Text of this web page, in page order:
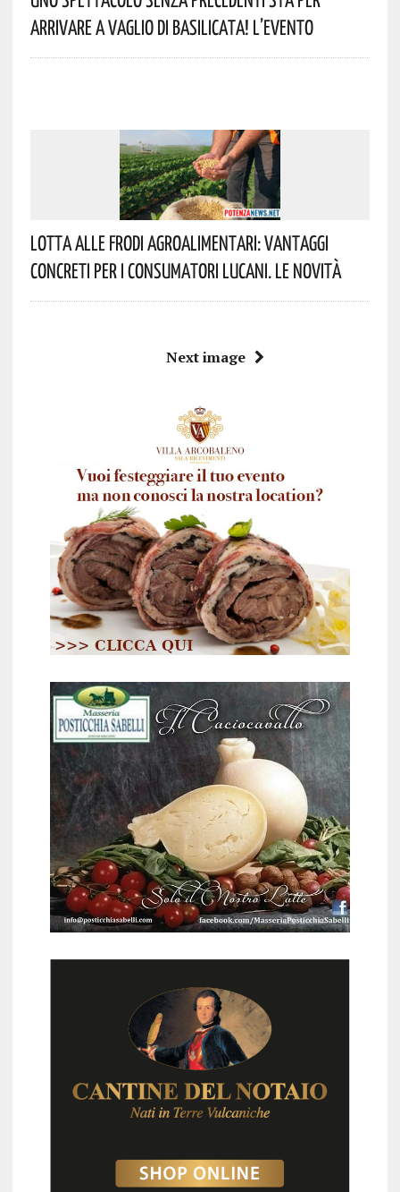
Arrivare A Vaglio Di Basilicata! L’evento
Lotta Alle Frodi Agroalimentari: Vantaggi
Concreti Per I Consumatori Lucani. Le Novità
Next image